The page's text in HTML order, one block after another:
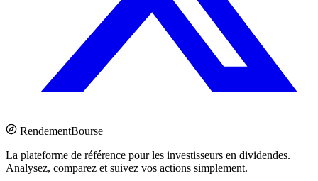
RendementBourse
La plateforme de référence pour les investisseurs en dividendes.
Analysez, comparez et suivez vos actions simplement.